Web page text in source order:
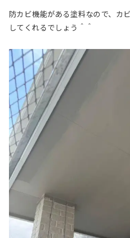
防カビ機能がある塗料なので、カ
してくれるでしょう＾＾